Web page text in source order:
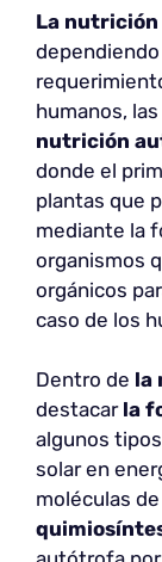
La
humanos,
nutrición
donde el
plantas que
mediante la
organismos
orgánicos
caso de los
Dentro de la
destacar la
algunos
solar en
moléculas